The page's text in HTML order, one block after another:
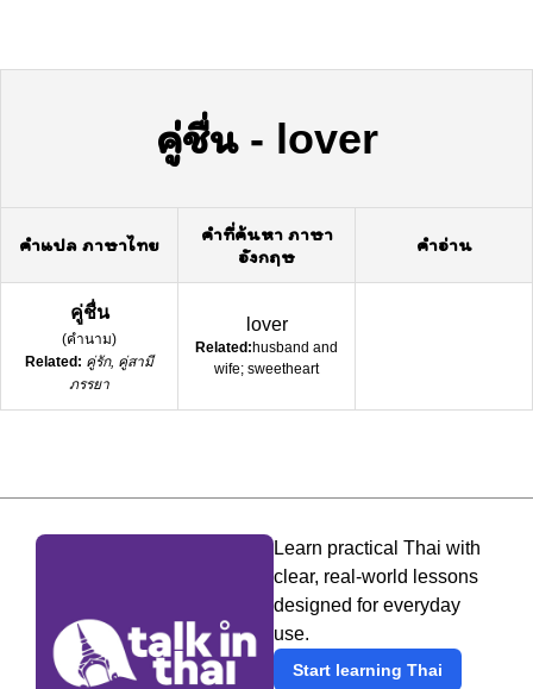
คู่ชื่น- lover
คำแปล ภาษาไทย
คำที่ค้นหา ภาษา
อังกฤษ
คำอ่าน
คู่ชื่น
(คำนาม)
Related: คู่รัก, คู่สามี
ภรรยา
lover
Related:husband and
wife; sweetheart
Learn practical Thai with
clear, real-world lessons
designed for everyday
use.
Start learning Thai